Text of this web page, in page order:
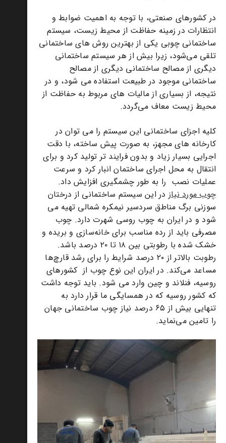
در کشورهای صنعتی، با توجه به اهمیت ضوابط و
انتظارات در زمینه حفاظت از محیط زیست، سیستم
ساختمانی چوبی یکی از بهترین روش های ساختمانی
تلقی می‌شود، زیرا بیش از هر سیستم ساختمانی
دیگری از مصالح ساختمانی دیگری از مصالح
ساختمانی موجود در طبیعت استفاده می شود، و در
نتیجه، از بسیاری از مالیات های مربوط به حفاظت از
محیط زیست معاف می‌گردد.
کلیه اجزای ساختمانی این سیستم را می توان در
کارخانه های مجهز، به صورت پیش ساخته، با دقت
اجرایی بسیار زیاد و بدون فرایند تر تولید کرد و برای
انتقال به محل اجرای ساختمان انبار کرد و سرعت
عملیات نصب را به طور چشمگیری افزایش داد.
چوب مورد نیاز در این سیستم ساختمانی از درختان
سوزنی برگ مناطق سردسیر نیمکره شمالی تهیه می
شود و در ایران به چوب روسی شهرت دارد. چوب
مصرفی باید از رده مناسب برای خانه‌سازی و بریده و
خشک شده با رطوبتی بین ۱۸ تا ۲۰ درصد باشد.
رطوبت بالاتر از ۲۰ درصد شرایط را برای رشد قارچ‌ها
مساعد می‌کند. در ایران این نوع چوب از کشورهای
روسیه، فنلاند و چین وارد می شود. باید توجه داشت
که کشور روسیه که در همسایگی ما قرار دارد به
تنهایی بیش از ۶۵ درصد نیاز چوب ساختمانی جهان
را تامین می‌نماید.